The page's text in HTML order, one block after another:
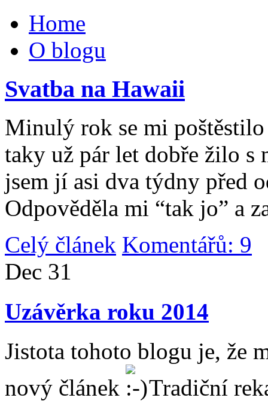
Home
O blogu
Svatba na Hawaii
Minulý rok se mi
taky už pár let dobře žilo
jsem jí asi dva týdny před
Odpověděla mi “tak jo” a
Celý článek Komentářů: 9
Dec 31
Uzávěrka roku 2014
Jistota tohoto blogu je, že
nový článek
Tradiční